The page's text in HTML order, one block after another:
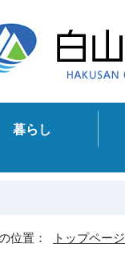
暮らし
位置： トップページ